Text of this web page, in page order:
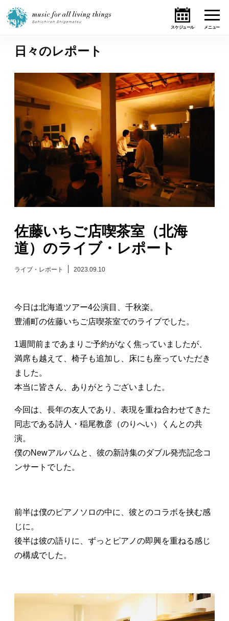
ホーム
ニュース
テーマ
ライブ・スケジュール
作品
オンライン・ショップ
日々のレポート
プロフィール
お問い合わせ
日々のレポート
佐藤いちご店喫茶室（北海
道）のライブ・レポート
ライブ・レポート 2023.09.10
今日は北海道ツアー4公演目、千秋楽。
豊浦町の佐藤いちご店喫茶室でのライブでした。
1週間前まであまりご予約がなく焦っていましたが、
満席も越えて、椅子も追加し、床にも座っていただき
ました。
本当に皆さん、ありがとうございました。
今回は、長年の友人であり、表現を重ね合わせてきた
同志である詩人・稲尾教彦（のりへい）くんとの共
演。
僕のNewアルバムと、彼の新詩集のダブル発売記念コ
ンサートでした。
前半は僕のピアノソロの中に、彼とのコラボを挟む感
じに。
後半は彼の語りに、ずっとピアノの即興を重ねる感じ
の構成でした。